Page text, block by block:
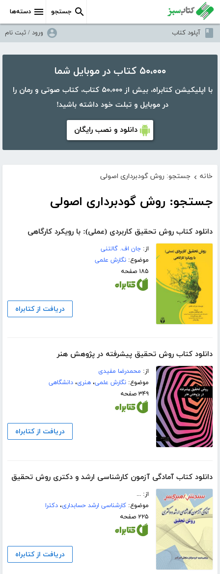
دسته‌ها جستجو
آپلود کتاب ورود / ثبت نام
۵۰،۰۰۰ کتاب در موبایل شما
با اپلیکیشن کتابراه، بیش از ۵۰،۰۰۰ کتاب، کتاب صوتی و رمان را
در موبایل و تبلت خود داشته باشید!
دانلود و نصب رایگان
خانه › جستجو: روش گودبرداری اصولی
جستجو: روش گودبرداری اصولی
دانلود کتاب روش تحقیق کاربردی (عملی): با رویکرد کارگاهی
از:جان اف. گالتنی
موضوع:نگارش علمی
۱۸۵ صفحه
دریافت از کتابراه
دانلود کتاب روش تحقیق پیشرفته در پژوهش هنر
از: محمدرضا مفیدی
موضوع:نگارش علمی،هنری،دانشگاهی
۳۴۹ صفحه
دریافت از کتابراه
دانلود کتاب آمادگی آزمون کارشناسی ارشد و دکتری روش تحقیق
از: ...
موضوع:کارشناسی ارشد حسابداری،دکترا
۲۲۵ صفحه
دریافت از کتابراه